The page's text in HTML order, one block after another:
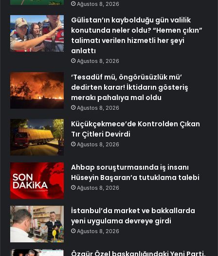
Ağustos 8, 2026
Gülistan’ın kaybolduğu gün valilik
konutunda neler oldu? “Hemen çıkın”
talimatı verilen hizmetli her şeyi
anlattı
Ağustos 8, 2026
‘Tesadüf mü, öngörüsüzlük mü’
dedirten karar! İktidarın gösteriş
merakı pahalıya mal oldu
Ağustos 8, 2026
Küçükçekmece’de Kontrolden Çıkan
Tır Çitleri Devirdi
Ağustos 8, 2026
Ahbap soruşturmasında iş insanı
Hüseyin Başaran’a tutuklama talebi
Ağustos 8, 2026
İstanbul’da market ve bakkallarda
yeni uygulama devreye girdi
Ağustos 8, 2026